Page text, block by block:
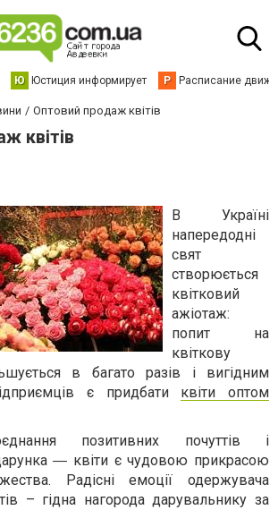
Ю Юстиция информирует Р Расписание
Оптовий продаж квітів
квітів
В Україні
напередодні
свят
створюється
квітковий
ажіотаж:
попит на
квіткову
в багато разів і вигідним
є придбати квіти оптом
позитивних почуттів і
― квіти є чудовою прикрасою
Радісні емоції одержувача
– гідна нагорода дарувальнику за